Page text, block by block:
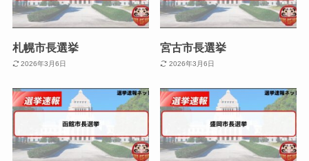
札幌市長選挙
2026年3月6日
宮古市長選挙
2026年3月6日